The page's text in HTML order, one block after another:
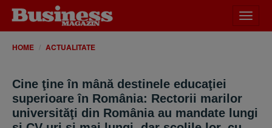
meniu
HOME ACTUALITATE
Cine ţine în mână destinele educaţiei
superioare în România: Rectorii marilor
universităţi din România au mandate lungi